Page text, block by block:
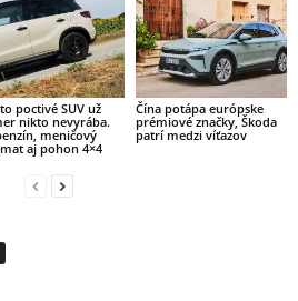
poctivé SUV už
nikto nevyrába.
meničový
aj pohon 4×4
Čína potápa európske
prémiové značky, Škoda
patrí medzi víťazov